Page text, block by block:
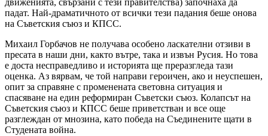
движенията, свързани с тези правителства) започнаха да
падат. Най-драматичното от всички тези падания беше онова
на Съветския съюз и КПСС.
Михаил Горбачов не получава особено ласкателни отзиви в
пресата в наши дни, както вътре, така и извън Русия. Но това
е доста несправедливо и историята ще преразгледа тази
оценка. Аз вярвам, че той направи героичен, ако и неуспешен,
опит за справяне с променената световна ситуация и
спасяване на един реформиран Съветски съюз. Колапсът на
Съветския съюз и КПСС беше приветстван и все още
разглеждан от мнозина, като победа на Съединените щати в
Студената война.